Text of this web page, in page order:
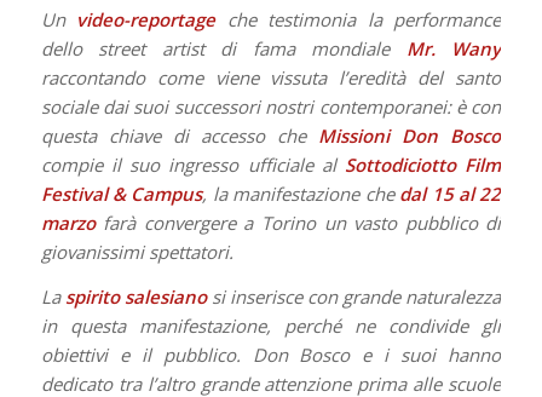
Un video-reportageche testimonia la performance
dello street artist di fama mondialeMr. Wany
raccontando come viene vissuta l’eredità del santo
sociale dai suoi successori nostri contemporanei: è con
questa chiave di accesso che Missioni Don Bosco
compie il suo ingresso ufficiale al Sottodiciotto Film
Festival & Campus, la manifestazione che dal 15 al 22
marzofarà convergere a Torino un vasto pubblico di
giovanissimi spettatori.
La spirito salesianosi inserisce con grande naturalezza
in questa manifestazione, perché ne condivide gli
obiettivi e il pubblico. Don Bosco e i suoi hanno
dedicato tra l’altro grande attenzione prima alle scuole